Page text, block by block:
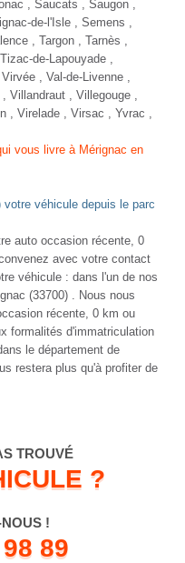
, Saucats , Saugon ,
de-l'Isle , Semens ,
, Targon , Tarnès ,
de-Lapouyade ,
, Val-de-Livenne ,
Villandraut , Villegouge ,
, Virelade , Virsac , Yvrac ,
vous livre à Mérignac en
véhicule depuis le parc
auto occasion récente, 0
avec votre contact
véhicule : dans l'un de nos
(33700) . Nous nous
récente, 0 km ou
formalités d'immatriculation
le département de
restera plus qu'à profiter de
TROUVÉ
?
!
89